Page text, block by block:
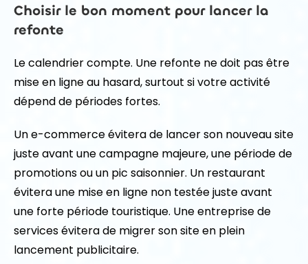
Choisir le bon moment pour lancer la
refonte
Le calendrier compte. Une refonte ne doit pas être
mise en ligne au hasard, surtout si votre activité
dépend de périodes fortes.
Un e-commerce évitera de lancer son nouveau site
juste avant une campagne majeure, une période de
promotions ou un pic saisonnier. Un restaurant
évitera une mise en ligne non testée juste avant
une forte période touristique. Une entreprise de
services évitera de migrer son site en plein
lancement publicitaire.